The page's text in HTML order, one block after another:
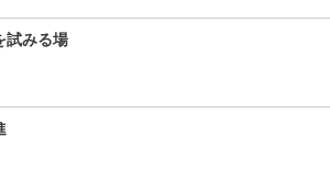
試みる場